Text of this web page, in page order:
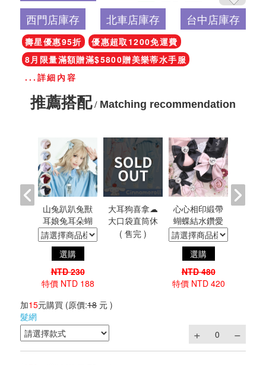
西門店庫存 北車店庫存 台中店庫存
壽星優惠95折
優惠超取1200免運費
8月限量滿額贈滿$5800贈美樂蒂水手服
...詳細內容
推薦搭配/ Matching recommendation
山兔趴趴兔獸
耳娘兔耳朵蝴
蝶結髮飾髮夾
2.5次元蘿莉塔
日系原宿可愛
少女軟妹風
選購
NTD 230
特價 NTD 188
大耳狗喜拿☁
大口袋直筒休
閒運動短褲附
( 售完 )
心心相印緞帶
蝴蝶結水鑽愛
心鞋夾鞋扣髮
夾別針 哥德蘿
莉塔2.5次元軟
妹公主風
選購
NTD 480
特價 NTD 420
加15元購買 (原價:18 元 )
髮網